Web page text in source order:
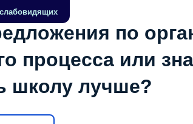
по
процесса или
школу лучше?